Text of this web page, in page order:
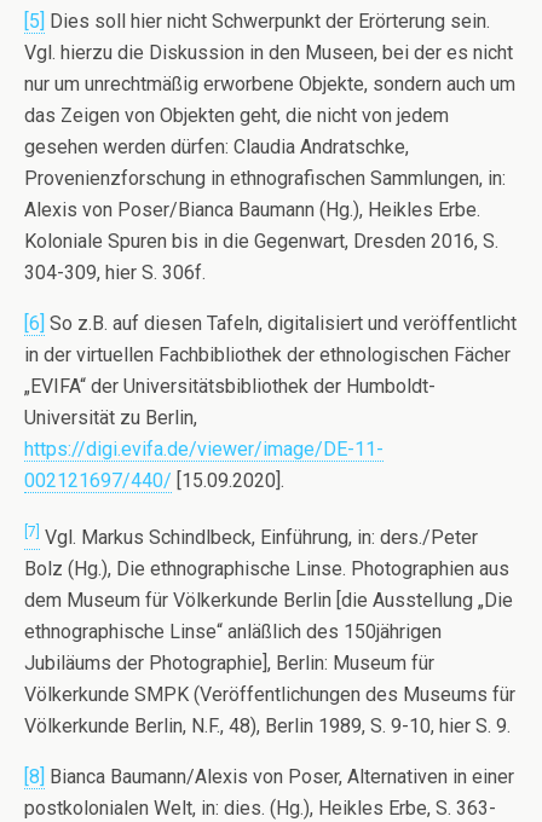
[5] Dies soll hier nicht Schwerpunkt der Erörterung sein.
Vgl. hierzu die Diskussion in den Museen, bei der es nicht
nur um unrechtmäßig erworbene Objekte, sondern auch um
das Zeigen von Objekten geht, die nicht von jedem
gesehen werden dürfen: Claudia Andratschke,
Provenienzforschung in ethnografischen Sammlungen, in:
Alexis von Poser/Bianca Baumann (Hg.), Heikles Erbe.
Koloniale Spuren bis in die Gegenwart, Dresden 2016, S.
304-309, hier S. 306f.
[6] So z.B. auf diesen Tafeln, digitalisiert und veröffentlicht
in der virtuellen Fachbibliothek der ethnologischen Fächer
„EVIFA“ der Universitätsbibliothek der Humboldt-
Universität zu Berlin,
https://digi.evifa.de/viewer/image/DE-11-
002121697/440/ [15.09.2020].
[7] Vgl. Markus Schindlbeck, Einführung, in: ders./Peter
Bolz (Hg.), Die ethnographische Linse. Photographien aus
dem Museum für Völkerkunde Berlin [die Ausstellung „Die
ethnographische Linse“ anläßlich des 150jährigen
Jubiläums der Photographie], Berlin: Museum für
Völkerkunde SMPK (Veröffentlichungen des Museums für
Völkerkunde Berlin, N.F., 48), Berlin 1989, S. 9-10, hier S. 9.
[8]
Bianca Baumann/Alexis von Poser, Alternativen in einer
postkolonialen Welt, in: dies. (Hg.), Heikles Erbe, S. 363-